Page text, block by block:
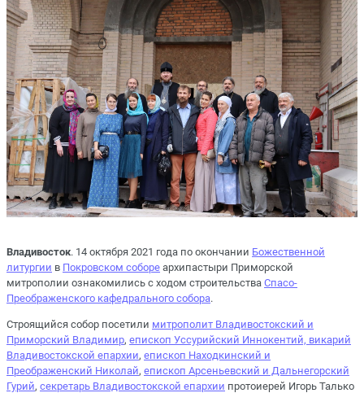
Владивосток. 14 октября 2021 года по окончании Божественной
литургии в Покровском соборе архипастыри Приморской
митрополии ознакомились с ходом строительства Спасо-
Преображенского кафедрального собора.
Строящийся собор посетили митрополит Владивостокский и
Приморский Владимир, епископ Уссурийский Иннокентий, викарий
Владивостокской епархии, епископ Находкинский и
Преображенский Николай, епископ Арсеньевский и Дальнегорский
Гурий, секретарь Владивостокской епархии протоиерей Игорь Талько